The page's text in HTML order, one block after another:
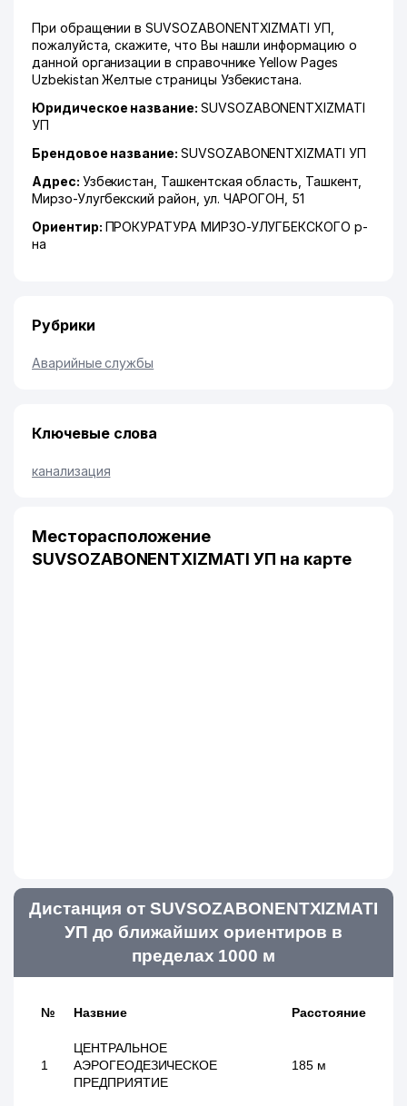
При обращении в SUVSOZABONENTXIZMATI УП,
пожалуйста, скажите, что Вы нашли информацию о
данной организации в справочнике Yellow Pages
Uzbekistan Желтые страницы Узбекистана.
Юридическое название: SUVSOZABONENTXIZMATI
УП
Брендовое название: SUVSOZABONENTXIZMATI УП
Адрес: Узбекистан, Ташкентская область Ташкент,
Мирзо-Улугбекский район ул. ЧАРОГОН , 51
Ориентир: ПРОКУРАТУРА МИРЗО-УЛУГБЕКСКОГО р-
на
Рубрики
Аварийные службы
Ключевые слова
канализация
Месторасположение
SUVSOZABONENTXIZMATI УП на карте
Дистанция от SUVSOZABONENTXIZMATI
УП до ближайших ориентиров в
пределах 1000 м
№ Назвние Расстояние
1
ЦЕНТРАЛЬНОЕ
АЭРОГЕОДЕЗИЧЕСКОЕ
ПРЕДПРИЯТИЕ
185 м